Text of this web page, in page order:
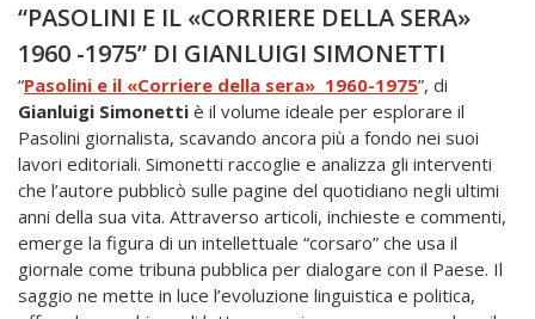
“PASOLINI E IL «CORRIERE DELLA SERA»
1960 -1975” DI GIANLUIGI SIMONETTI
“Pasolini e il «Corriere della sera» 1960-1975”, di
Gianluigi Simonetti è il volume ideale per esplorare il
Pasolini giornalista, scavando ancora più a fondo nei suoi
lavori editoriali. Simonetti raccoglie e analizza gli interventi
che l’autore pubblicò sulle pagine del quotidiano negli ultimi
anni della sua vita. Attraverso articoli, inchieste e commenti,
emerge la figura di un intellettuale “corsaro” che usa il
giornale come tribuna pubblica per dialogare con il Paese. Il
saggio ne mette in luce l’evoluzione linguistica e politica,